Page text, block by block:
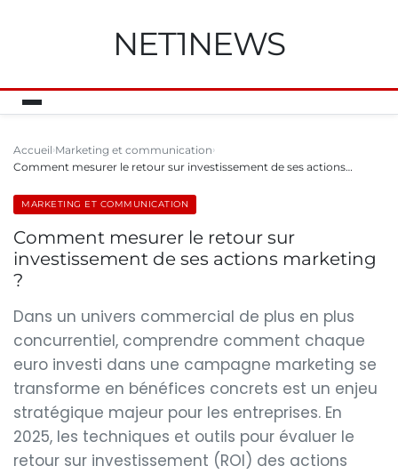
NET1NEWS
Accueil Marketing et communication
Comment mesurer le retour sur investissement de ses actions…
MARKETING ET COMMUNICATION
Comment mesurer le retour sur
investissement de ses actions marketing
?
Dans un univers commercial de plus en plus
concurrentiel, comprendre comment chaque
euro investi dans une campagne marketing se
transforme en bénéfices concrets est un enjeu
stratégique majeur pour les entreprises. En
2025, les techniques et outils pour évaluer le
retour sur investissement (ROI) des actions